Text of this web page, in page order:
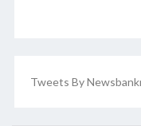
Tweets By